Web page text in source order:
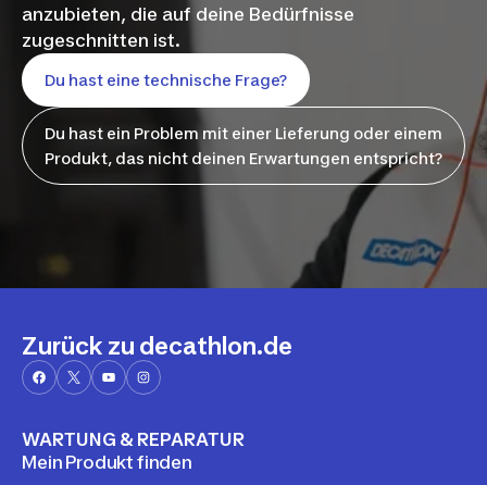
anzubieten, die auf deine Bedürfnisse
zugeschnitten ist.
Du hast eine technische Frage?
Du hast ein Problem mit einer Lieferung oder einem
Produkt, das nicht deinen Erwartungen entspricht?
Zurück zu decathlon.de
WARTUNG & REPARATUR
Mein Produkt finden